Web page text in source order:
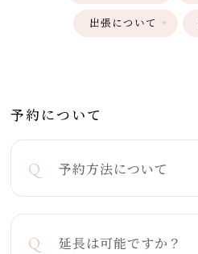
出張について
予約について
Q 予約方法について
Q 延長は可能ですか？